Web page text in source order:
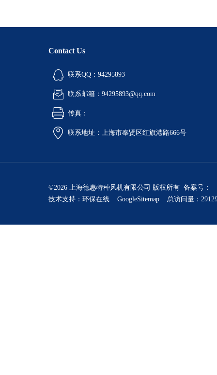
Contact Us
联系QQ：94295893
联系邮箱：94295893@qq.com
传真：
联系地址：上海市奉贤区红旗港路666号
©2026 上海德惠特种风机有限公司 版权所有 备案号：
技术支持： 环保在线 GoogleSitemap 总访问量：